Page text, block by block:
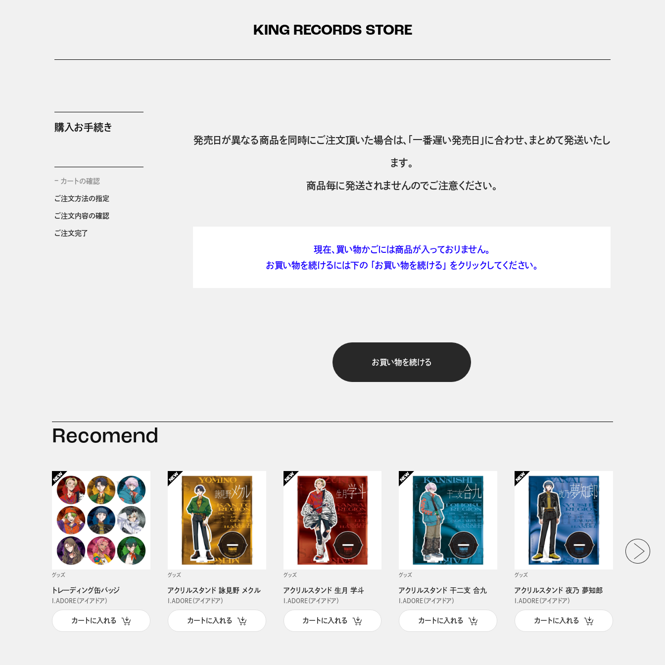
KING RECORDS STORE
購入お手続き
カートの確認
ご注文方法の指定
ご注文内容の確認
ご注文完了
発売日が異なる商品を同時にご注文頂いた場合は、「一番遅い発売日」に合わせ、まとめて発送いたし
ます。
商品毎に発送されませんのでご注意ください。
現在、買い物かごには商品が入っておりません。
お買い物を続けるには下の 「お買い物を続ける」 をクリックしてください。
お買い物を続ける
Recomend
グッズ
トレーディング缶バッジ
I.ADORE（アイアドア）
カートに入れる
グッズ
アクリルスタンド 詠見野 メクル
I.ADORE（アイアドア）
カートに入れる
グッズ
アクリルスタンド 生月 学斗
I.ADORE（アイアドア）
カートに入れる
グッズ
アクリルスタンド 干二支 合九
I.ADORE（アイアドア）
カートに入れる
グッズ
アクリルスタンド 夜乃 夢知郎
I.ADORE（アイアドア）
カートに入れる